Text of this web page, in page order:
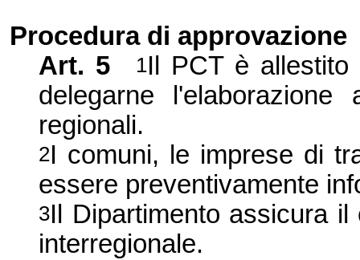
Procedura di approvazione
Art. 5
1Il PCT è
delegarne l'elaborazione
regionali.
2I comuni, le imprese di
essere preventivamente
3Il Dipartimento assicura
interregionale.